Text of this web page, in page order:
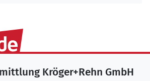
Kröger+Rehn GmbH